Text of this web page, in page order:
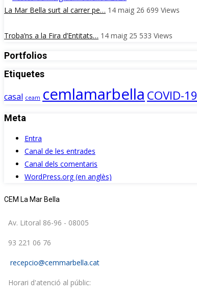
La Mar Bella surt al carrer pe… 14 maig 26 699 Views
Troba’ns a la Fira d’Entitats… 14 maig 25 533 Views
Portfolios
Etiquetes
casal ceam cemlamarbella COVID-19
Meta
Entra
Canal de les entrades
Canal dels comentaris
WordPress.org (en anglès)
CEM La Mar Bella
Av. Litoral 86-96 - 08005
93 221 06 76
recepcio@cemmarbella.cat
Horari d'atenció al públic: